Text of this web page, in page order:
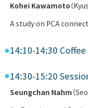
Kohei Kawamoto （
A study on PCA
14:10-14:30
14:30-15:20
Seungchan Nahm （